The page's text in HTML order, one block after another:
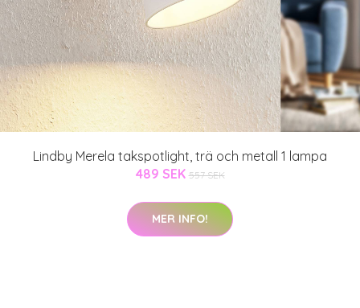
Lindby Merela takspotlight, trä och metall 1 lampa
489 SEK 557 SEK
MER INFO!